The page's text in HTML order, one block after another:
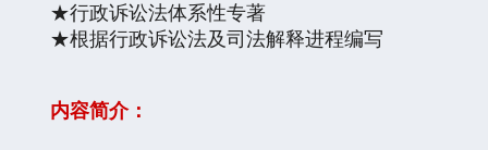
★行政诉讼法体系性专著
★根据行政诉讼法及司法解释进程编写
内容简介：